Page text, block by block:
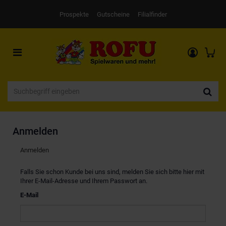
Prospekte Gutscheine Filialfinder
Toggle
navigation
Anmelden
Anmelden
Falls Sie schon Kunde bei uns sind, melden Sie sich bitte hier mit
Ihrer E-Mail-Adresse und Ihrem Passwort an.
E-Mail